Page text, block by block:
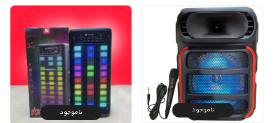
ناموجود ناموجود